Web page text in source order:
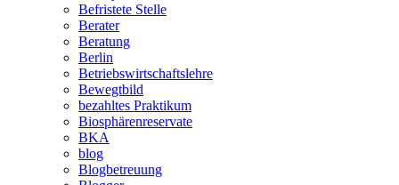
Befristete Stelle
Berater
Beratung
Berlin
Betriebswirtschaftslehre
Bewegtbild
bezahltes Praktikum
Biosphärenreservate
BKA
blog
Blogbetreuung